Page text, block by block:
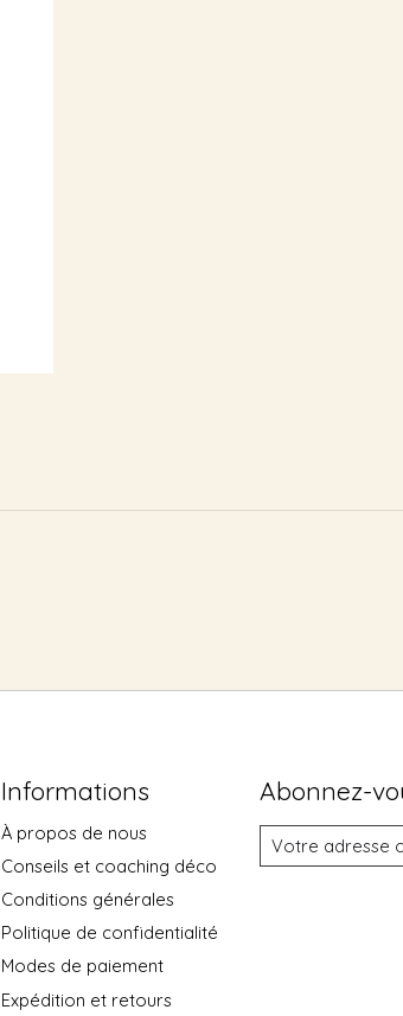
Informations
À propos de nous
Conseils et coaching déco
Conditions générales
Politique de confidentialité
Modes de paiement
Expédition et retours
Abonnez-